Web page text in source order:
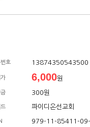
호 13874350543500
6,000원
300원
파이디온선교회
979-11-85411-